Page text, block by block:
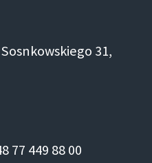
31,
77 449 88 00